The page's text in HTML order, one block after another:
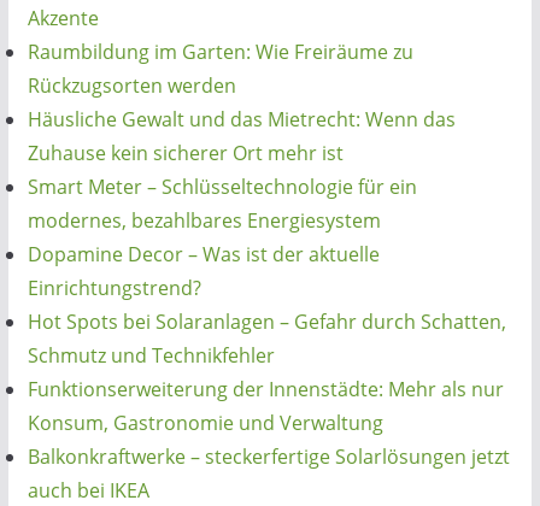
Akzente
Raumbildung im Garten: Wie Freiräume zu
Rückzugsorten werden
Häusliche Gewalt und das Mietrecht: Wenn das
Zuhause kein sicherer Ort mehr ist
Smart Meter – Schlüsseltechnologie für ein
modernes, bezahlbares Energiesystem
Dopamine Decor – Was ist der aktuelle
Einrichtungstrend?
Hot Spots bei Solaranlagen – Gefahr durch Schatten,
Schmutz und Technikfehler
Funktionserweiterung der Innenstädte: Mehr als nur
Konsum, Gastronomie und Verwaltung
Balkonkraftwerke – steckerfertige Solarlösungen jetzt
auch bei IKEA